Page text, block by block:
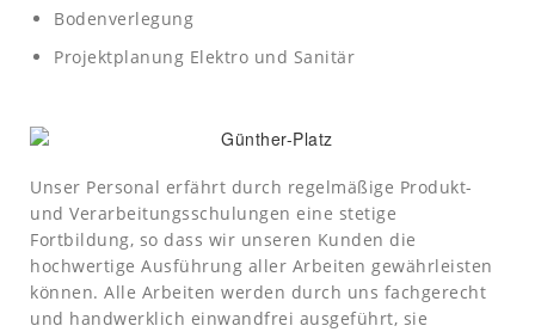
Bodenverlegung
Projektplanung Elektro und Sanitär
Unser Personal erfährt durch regelmäßige Produkt-
und Verarbeitungsschulungen eine stetige
Fortbildung, so dass wir unseren Kunden die
hochwertige Ausführung aller Arbeiten gewährleisten
können. Alle Arbeiten werden durch uns fachgerecht
und handwerklich einwandfrei ausgeführt, sie